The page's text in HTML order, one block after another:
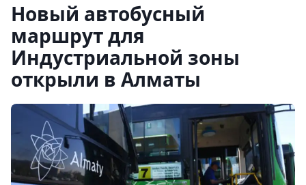
Новый автобусный
маршрут для
Индустриальной зоны
открыли в Алматы